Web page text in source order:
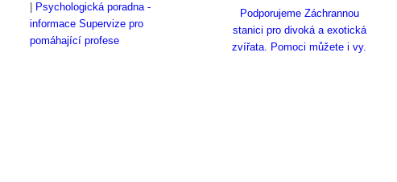
Psychologická poradna -
informace Supervize pro
pomáhající profese
Podporujeme Záchrannou
stanici pro divoká a exotická
zvířata. Pomoci můžete i vy.